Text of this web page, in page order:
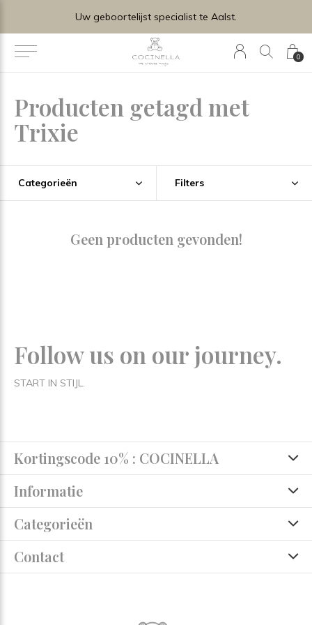
0
Uw geboortelijst specialist te Aalst.
Producten getagd met
Trixie
Categorieën Filters
Geen producten gevonden!
Follow us on our journey.
START IN STIJL.
Kortingscode 10% : COCINELLA
Informatie
Categorieën
Contact